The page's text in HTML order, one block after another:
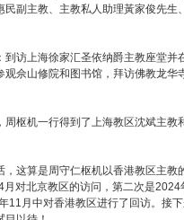
民副主教、主教私人助理黃家俊先
到访上海徐家汇圣依纳爵主教座堂
观佘山修院和图书馆，拜访佛教龙
周枢机一行得到了上海教区沈斌主
，这算是周守仁枢机以香港教区主
对北京教区的访问，第二次是
11月中对香港教区进行了回访。接